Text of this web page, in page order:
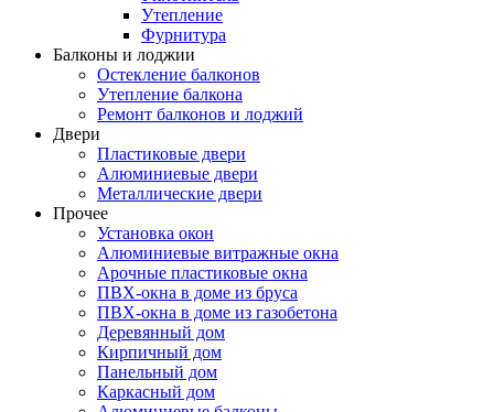
Утепление
Фурнитура
Балконы и лоджии
Остекление балконов
Утепление балкона
Ремонт балконов и лоджий
Двери
Пластиковые двери
Алюминиевые двери
Металлические двери
Прочее
Установка окон
Алюминиевые витражные окна
Арочные пластиковые окна
ПВХ-окна в доме из бруса
ПВХ-окна в доме из газобетона
Деревянный дом
Кирпичный дом
Панельный дом
Каркасный дом